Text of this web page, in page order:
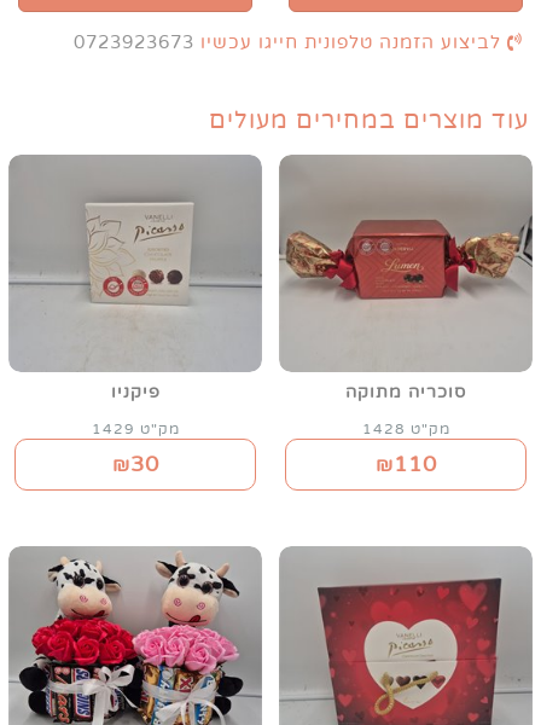
לביצוע הזמנה טלפונית חייגו עכשיו 0723923673
עוד מוצרים במחירים מעולים
סוכריה מתוקה
מק"ט 1428
₪110
פיקניו
מק"ט 1429
₪30